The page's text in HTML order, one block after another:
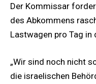
Der Kommissar
des Abkommens
Lastwagen pro Tag in
„Wir sind noch nicht
die israelischen